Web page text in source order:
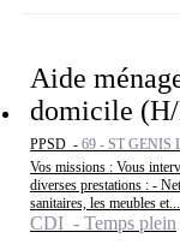
Aide
domicile
PPSD - 69 - ST GENIS
Vos missions : Vous
diverses prestations : -
sanitaires, les meubles et...
CDI - Temps plein